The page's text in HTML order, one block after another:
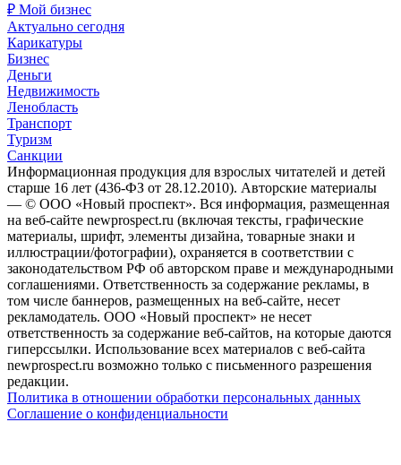
₽ Мой бизнес
Актуально сегодня
Карикатуры
Бизнес
Деньги
Недвижимость
Ленобласть
Транспорт
Туризм
Санкции
Информационная продукция для взрослых читателей и детей
старше 16 лет (436-ФЗ от 28.12.2010). Авторские материалы
— © ООО «Новый проспект». Вся информация, размещенная
на веб-сайте newprospect.ru (включая тексты, графические
материалы, шрифт, элементы дизайна, товарные знаки и
иллюстрации/фотографии), охраняется в соответствии с
законодательством РФ об авторском праве и международными
соглашениями. Ответственность за содержание рекламы, в
том числе баннеров, размещенных на веб-сайте, несет
рекламодатель. ООО «Новый проспект» не несет
ответственность за содержание веб-сайтов, на которые даются
гиперссылки. Использование всех материалов с веб-сайта
newprospect.ru возможно только с письменного разрешения
редакции.
Политика в отношении обработки персональных данных
Соглашение о конфиденциальности